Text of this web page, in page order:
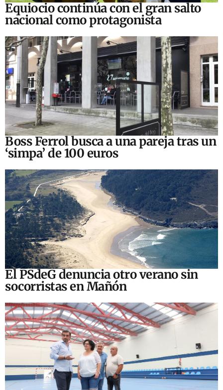
Equiocio continúa con el gran salto
nacional como protagonista
Boss Ferrol busca a una pareja tras un
‘simpa’ de 100 euros
El PSdeG denuncia otro verano sin
socorristas en Mañón